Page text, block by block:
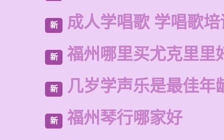
新 成人学唱歌 学唱歌
新 福州哪里买尤克里里
新 几岁学声乐是最佳年
新 福州琴行哪家好